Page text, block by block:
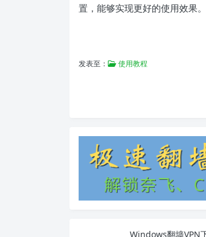
置，能够实现更好的使用效果。
发表至： 使用教程
Windows翻墙VPN